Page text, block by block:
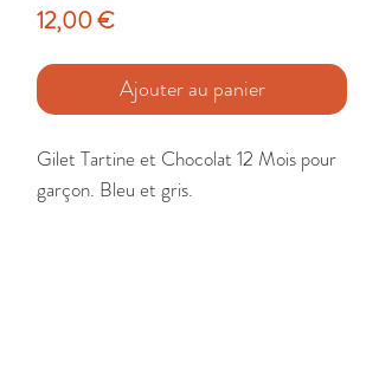
12,00 €Prix
Ajouter au panier
Gilet Tartine et Chocolat 12 Mois pour
garçon. Bleu et gris.